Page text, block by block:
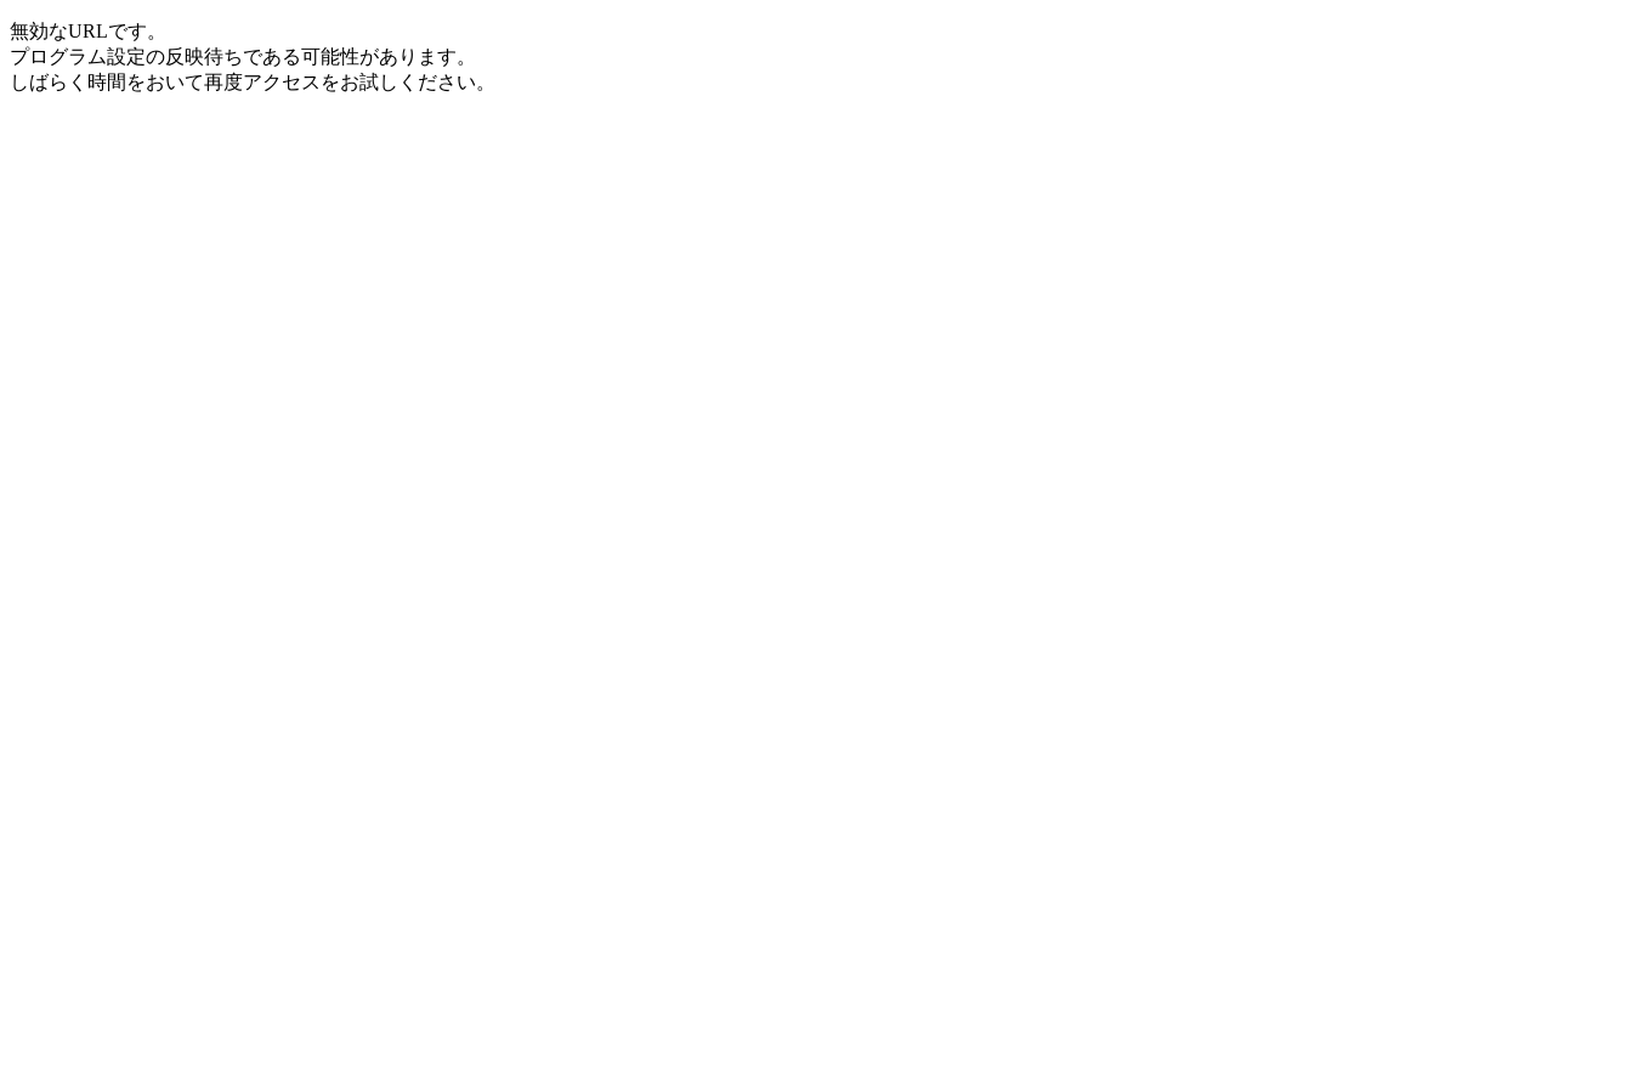
無効なURLです。
プログラム設定の反映待ちである可能性があります。
しばらく時間をおいて再度アクセスをお試しください。